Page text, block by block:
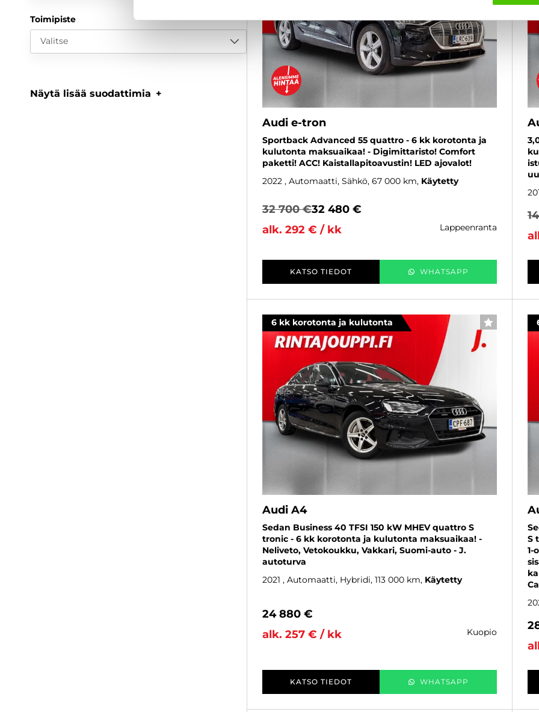
Toimipiste
Valitse
Näytä lisää suodattimia
Audi e-tron
Sportback Advanced 55 quattro - 6 kk korotonta ja
kulutonta maksuaikaa! - Digimittaristo! Comfort
paketti! ACC! Kaistallapitoavustin! LED ajovalot!
2022 , Automaatti, Sähkö, 67 000 km Käytetty
32 700 €32 480 €
alk. 292 € / kk
lappeenranta
KATSO TIEDOT WHATSAPP
6 kk korotonta ja kulutonta SUOSIKKI
Audi A4
Sedan Business 40 TFSI 150 kW MHEV quattro S
tronic - 6 kk korotonta ja kulutonta maksuaikaa! -
Neliveto, Vetokoukku, Vakkari, Suomi-auto - J.
autoturva
2021 , Automaatti, Hybridi, 113 000 km Käytetty
24 880 €
alk. 257 € / kk
kuopio
KATSO TIEDOT WHATSAPP
S
1-